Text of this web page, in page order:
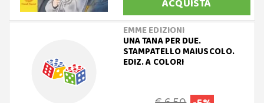
ACQUISTA
EMME EDIZIONI
UNA TANA PER DUE.
STAMPATELLO MAIUSCOLO.
EDIZ. A COLORI